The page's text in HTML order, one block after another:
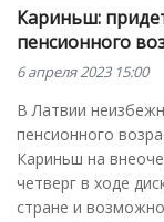
Кариньш:
пенсионного
6 апреля 2023 15:00
В Латвии
пенсионного
Кариньш на
четверг в ходе
стране и